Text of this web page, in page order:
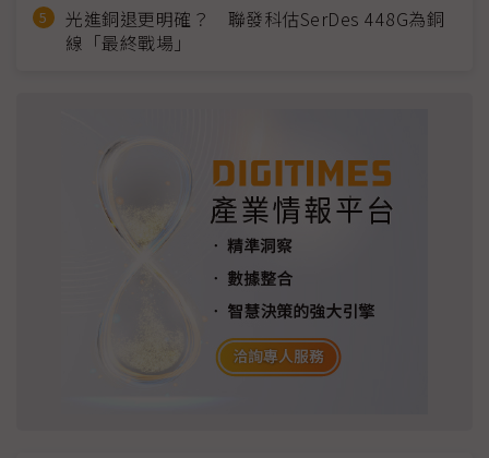
光進銅退更明確？ 聯發科估SerDes 448G為銅
線「最終戰場」